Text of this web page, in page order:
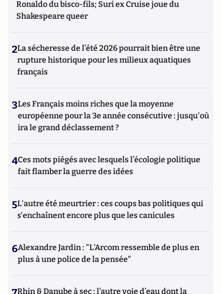
Ronaldo du bisco-fils; Suri ex Cruise joue du
Shakespeare queer
2La sécheresse de l’été 2026 pourrait bien être une
rupture historique pour les milieux aquatiques
français
3Les Français moins riches que la moyenne
européenne pour la 3e année consécutive : jusqu'où
ira le grand déclassement ?
4Ces mots piégés avec lesquels l’écologie politique
fait flamber la guerre des idées
5L'autre été meurtrier : ces coups bas politiques qui
s'enchaînent encore plus que les canicules
6Alexandre Jardin : "L'Arcom ressemble de plus en
plus à une police de la pensée"
Rhin & Danube à sec : l’autre voie d’eau dont la